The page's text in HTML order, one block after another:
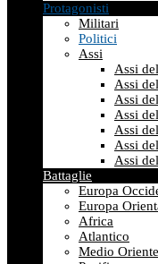
Protagonisti
Militari
Politici
Assi
Assi
Assi
Assi
Assi
Assi
Assi
Assi
Battaglie
Europa
Europa
Africa
Atlantico
Medio